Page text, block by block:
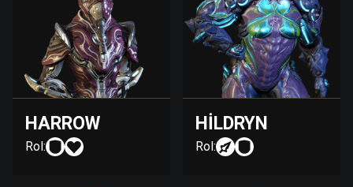
HARROW
Rol:
HILDRYN
Rol: